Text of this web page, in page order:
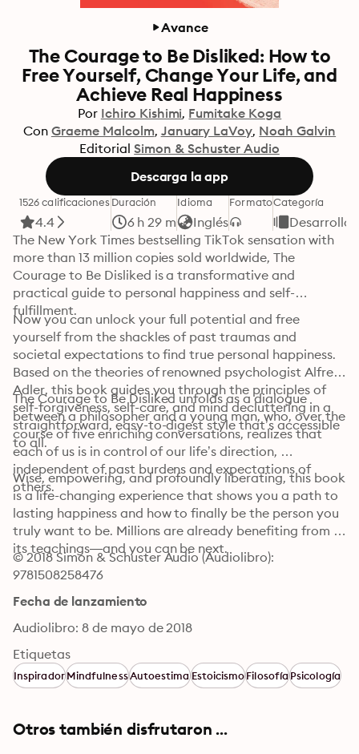
Avance
The Courage to Be Disliked: How to
Free Yourself, Change Your Life, and
Achieve Real Happiness
Por Ichiro Kishimi Fumitake Koga
Con Graeme Malcolm January LaVoy Noah Galvin
Editorial Simon & Schuster Audio
Descarga la app
1526 calificaciones
4.4
Duración
6 h 29 m
Idioma
Inglés
FormatoCategoría
Desarrollo
The New York Times bestselling TikTok sensation with
more than 13 million copies sold worldwide, The
Courage to Be Disliked is a transformative and
practical guide to personal happiness and self-
fulfillment.
Now you can unlock your full potential and free
yourself from the shackles of past traumas and
societal expectations to find true personal happiness.
Based on the theories of renowned psychologist Alfred
Adler, this book guides you through the principles of
self-forgiveness, self-care, and mind decluttering in a
straightforward, easy-to-digest style that’s accessible
to all.
The Courage to Be Disliked unfolds as a dialogue
between a philosopher and a young man, who, over the
course of five enriching conversations, realizes that
each of us is in control of our life’s direction,
independent of past burdens and expectations of
others.
Wise, empowering, and profoundly liberating, this book
is a life-changing experience that shows you a path to
lasting happiness and how to finally be the person you
truly want to be. Millions are already benefiting from
its teachings—and you can be next.
© 2018 Simon & Schuster Audio (Audiolibro):
9781508258476
Fecha de lanzamiento
Audiolibro: 8 de mayo de 2018
Etiquetas
InspiradorMindfulnessAutoestimaEstoicismoFilosofíaPsicología
Otros también disfrutaron ...